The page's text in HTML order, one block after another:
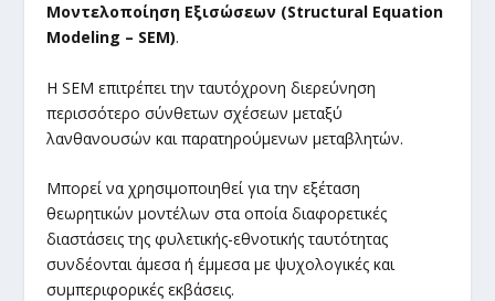
Μοντελοποίηση Εξισώσεων (Structural Equation
Modeling – SEM).
Η SEM επιτρέπει την ταυτόχρονη διερεύνηση
περισσότερο σύνθετων σχέσεων μεταξύ
λανθανουσών και παρατηρούμενων μεταβλητών.
Μπορεί να χρησιμοποιηθεί για την εξέταση
θεωρητικών μοντέλων στα οποία διαφορετικές
διαστάσεις της φυλετικής-εθνοτικής ταυτότητας
συνδέονται άμεσα ή έμμεσα με ψυχολογικές και
συμπεριφορικές εκβάσεις.